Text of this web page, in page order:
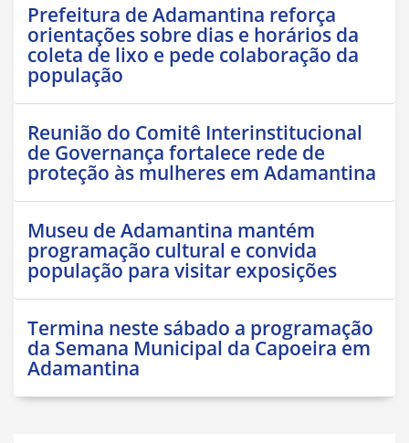
Prefeitura de Adamantina reforça
orientações sobre dias e horários da
coleta de lixo e pede colaboração da
população
Reunião do Comitê Interinstitucional
de Governança fortalece rede de
proteção às mulheres em Adamantina
Museu de Adamantina mantém
programação cultural e convida
população para visitar exposições
Termina neste sábado a programação
da Semana Municipal da Capoeira em
Adamantina